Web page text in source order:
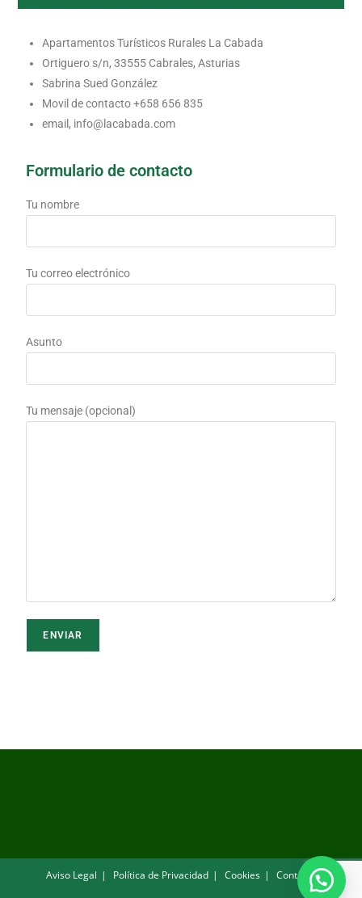
Apartamentos Turísticos Rurales La Cabada
Ortiguero s/n, 33555 Cabrales, Asturias
Sabrina Sued González
Movil de contacto +658 656 835
email, info@lacabada.com
Formulario de contacto
Tu nombre
Tu correo electrónico
Asunto
Tu mensaje (opcional)
Aviso Legal Política de Privacidad Cookies Contacto